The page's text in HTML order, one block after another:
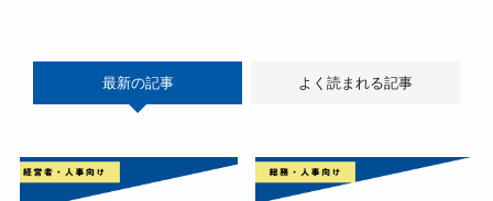
最新の記事 よく読まれる記事